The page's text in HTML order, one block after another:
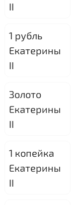
II
1 рубль
Екатерины
II
Золото
Екатерины
II
1 копейка
Екатерины
II